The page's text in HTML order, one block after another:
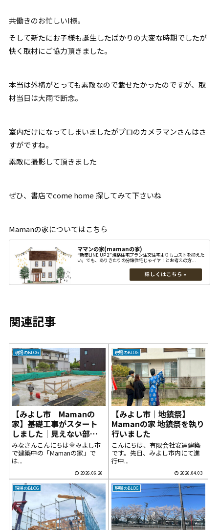
共働きのお忙しいI様。
そして新たにお子様も誕生したばかりの大変な時期でしたが
快く取材にご協力頂きました。
本当は外構がとっても素敵なので載せたかったのですが、取
材当日は大雨で断念。
室内だけになってしまいましたがプロのカメラマンさんはさ
すがですね。
素敵に撮影して頂きました
ぜひ、書店でcome home 探してみて下さいね
Mamanの家についてはこちら
ママンの家(mamanの家)
“新築LINE UP 2”規格住宅プラン注文住宅よりもコストを抑えた
い。でも、ありきたりの分譲住宅じゃイヤ！とお考えの方...
関連記事
現場のBLOG
【みよし市｜Mamanの
家】基礎工事がスタート
しました｜見えない部分
にこそこだわる安心の家
づくり
みなさんこんにちは🌞みよし市
で建築中の「Mamanの家」で
は...
2026.06.26
現場のBLOG
【みよし市｜地鎮祭】
Mamanの家 地鎮祭を執り
行いました
こんにちは、有限会社安達建築
です。先日、みよし市内にて進
行中...
2026.04.03
現場のBLOG 現場のBLOG